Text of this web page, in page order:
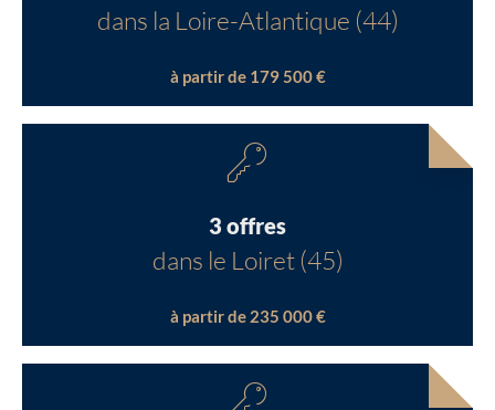
dans la Loire-Atlantique (44)
à partir de 179 500 €
3 offres
dans le Loiret (45)
à partir de 235 000 €